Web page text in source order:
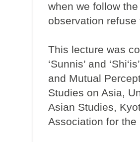
when we follow
observation refuse
This lecture was
‘Sunnis’ and
and Mutual
Studies on Asia,
Asian Studies,
Association for